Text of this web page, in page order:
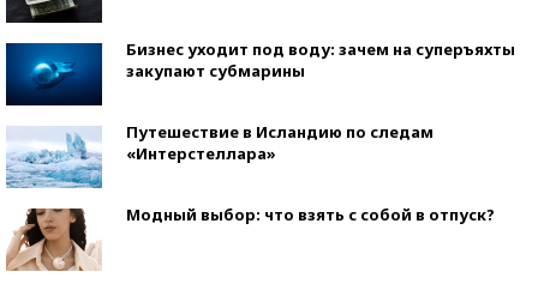
Бизнес уходит под воду: зачем на суперъяхты
закупают субмарины
Путешествие в Исландию по следам
«Интерстеллара»
Модный выбор: что взять с собой в отпуск?